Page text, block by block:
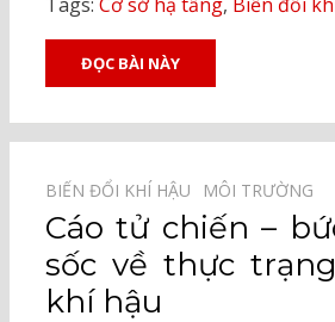
ĐỌC BÀI NÀY
BIẾN ĐỔI KHÍ HẬU⠀ MÔI TRƯỜNG⠀
Cáo tử chiến –
sốc về thực
khí hậu